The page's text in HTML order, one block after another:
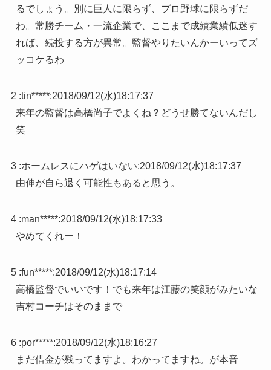
るでしょう。別に巨人に限らず、プロ野球に限らずだ
わ。常勝チーム・一流企業で、ここまで成績業績低迷す
れば、続投する方が異常。監督やりたいんかーいってズ
ッコケるわ
2 :tin*****:2018/09/12(水)18:17:37
来年の監督は高橋尚子でよくね？どうせ勝てないんだし
笑
3 :ホームレスにハゲはいない:2018/09/12(水)18:17:37
由伸が自ら退く可能性もあると思う。
4 :man*****:2018/09/12(水)18:17:33
やめてくれー！
5 :fun*****:2018/09/12(水)18:17:14
高橋監督でいいです！でも来年は江藤の笑顔がみたいな
吉村コーチはそのままで
6 :por*****:2018/09/12(水)18:16:27
まだ借金が残ってますよ。わかってますね。が本音